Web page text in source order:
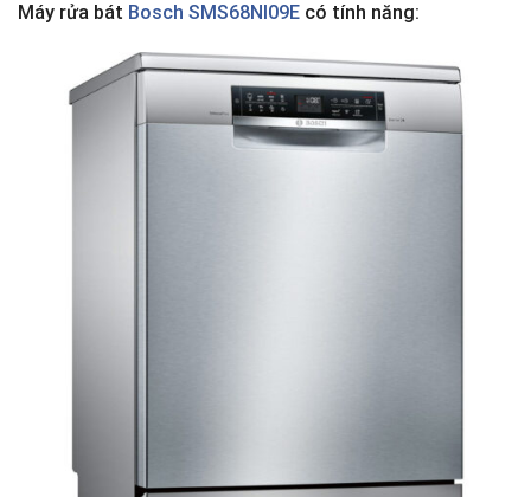
Máy rửa bát Bosch SMS68NI09E có tính năng: